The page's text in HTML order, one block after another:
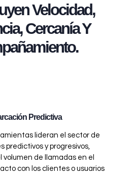
Velocidad,
Cercanía Y
Predictiva
lideran el sector de
predictivos y progresivos,
volumen de llamadas en el
con los clientes o usuarios